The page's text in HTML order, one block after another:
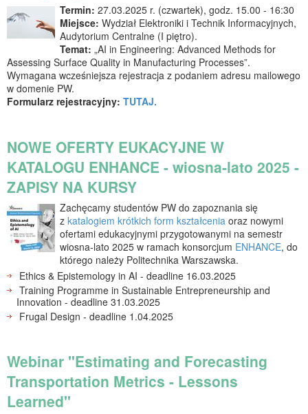
Termin: 27.03.2025 r. (czwartek), godz. 15.00 - 16:30
Miejsce: Wydział Elektroniki i Technik Informacyjnych,
Audytorium Centralne (I piętro).
Temat: „AI in Engineering: Advanced Methods for
Assessing Surface Quality in Manufacturing Processes”.
Wymagana wcześniejsza rejestracja z podaniem adresu mailowego
w domenie PW.
Formularz rejestracyjny: TUTAJ.
NOWE OFERTY EUKACYJNE W
KATALOGU ENHANCE - wiosna-lato 2025 -
ZAPISY NA KURSY
Zachęcamy studentów PW do zapoznania się
z katalogiem krótkich form kształcenia oraz nowymi
ofertami edukacyjnymi przygotowanymi na semestr
wiosna-lato 2025 w ramach konsorcjum ENHANCE, do
którego należy Politechnika Warszawska.
Ethics & Epistemology in AI - deadline ️16.03.2025
Training Programme in Sustainable Entrepreneurship and
Innovation - deadline ️31.03.2025
Frugal Design - deadline ️1.04.2025
Webinar "Estimating and Forecasting
Transportation Metrics - Lessons
Learned"